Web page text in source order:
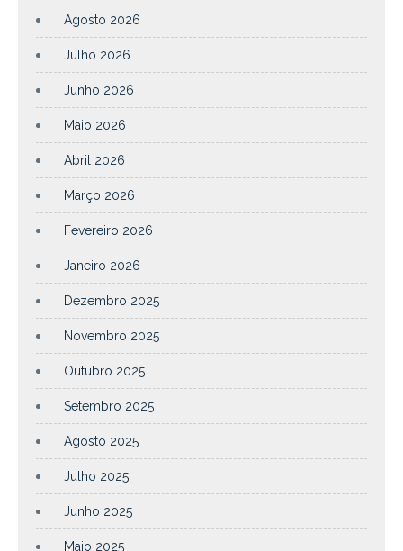
Agosto 2026
Julho 2026
Junho 2026
Maio 2026
Abril 2026
Março 2026
Fevereiro 2026
Janeiro 2026
Dezembro 2025
Novembro 2025
Outubro 2025
Setembro 2025
Agosto 2025
Julho 2025
Junho 2025
Maio 2025